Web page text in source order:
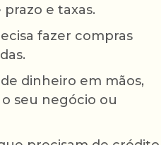
e taxas.
fazer compras
dinheiro em mãos,
seu negócio ou